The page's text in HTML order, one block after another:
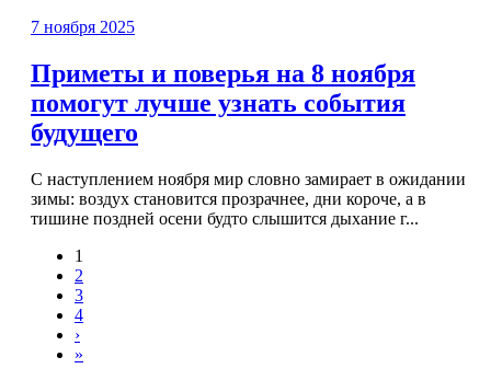
7 ноября 2025
Приметы и поверья на 8 ноября
помогут лучше узнать события
будущего
С наступлением ноября мир словно замирает в ожидании
зимы: воздух становится прозрачнее, дни короче, а в
тишине поздней осени будто слышится дыхание г...
1
2
3
4
›
»